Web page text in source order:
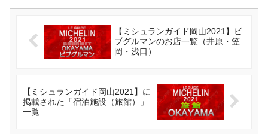
【ミシュランガイド岡山2021】ビ
ブグルマンのお店一覧（井原・笠
岡・浅口）
【ミシュランガイド岡山2021】に
掲載された「宿泊施設（旅館）」
一覧